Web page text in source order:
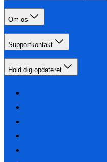
Om os
Supportkontakt
Hold dig opdateret